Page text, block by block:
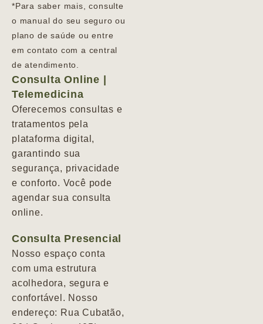
*Para saber mais, consulte
o manual do seu seguro ou
plano de saúde ou entre
em contato com a central
de atendimento.
Consulta Online |
Telemedicina
Oferecemos consultas e
tratamentos pela
plataforma digital,
garantindo sua
segurança, privacidade
e conforto. Você pode
agendar sua consulta
online.
Consulta Presencial
Nosso espaço conta
com uma estrutura
acolhedora, segura e
confortável. Nosso
endereço: Rua Cubatão,